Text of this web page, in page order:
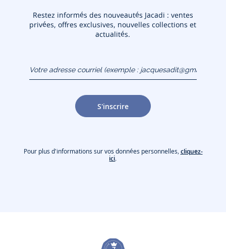
Restez informés des nouveautés Jacadi : ventes
privées, offres exclusives, nouvelles collections et
actualités.
(exemple :
jacquesadit@gmail.com)
S'inscrire
Pour plus d'informations sur vos données personnelles, cliquez-
ici.